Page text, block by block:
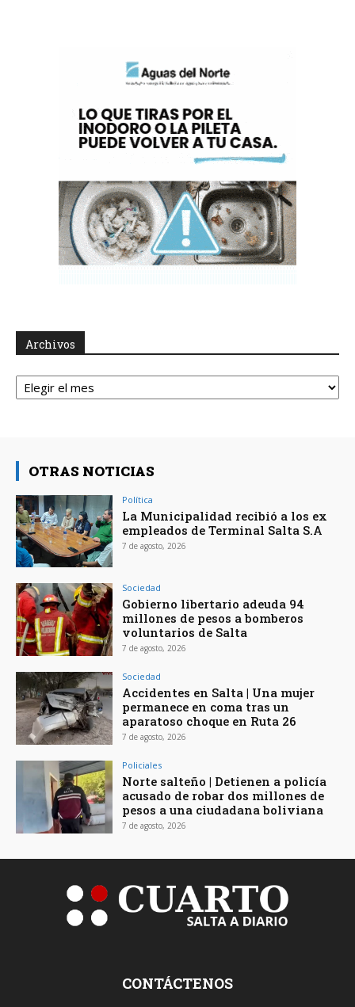
Archivos
Archivos
OTRAS NOTICIAS
Política
La Municipalidad recibió a los ex
empleados de Terminal Salta S.A
7 de agosto, 2026
Sociedad
Gobierno libertario adeuda 94
millones de pesos a bomberos
voluntarios de Salta
7 de agosto, 2026
Sociedad
Accidentes en Salta | Una mujer
permanece en coma tras un
aparatoso choque en Ruta 26
7 de agosto, 2026
Policiales
Norte salteño | Detienen a policía
acusado de robar dos millones de
pesos a una ciudadana boliviana
7 de agosto, 2026
CONTÁCTENOS